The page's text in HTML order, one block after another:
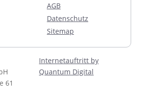
AGB
Datenschutz
Sitemap
61
Internetauftritt by
Quantum Digital